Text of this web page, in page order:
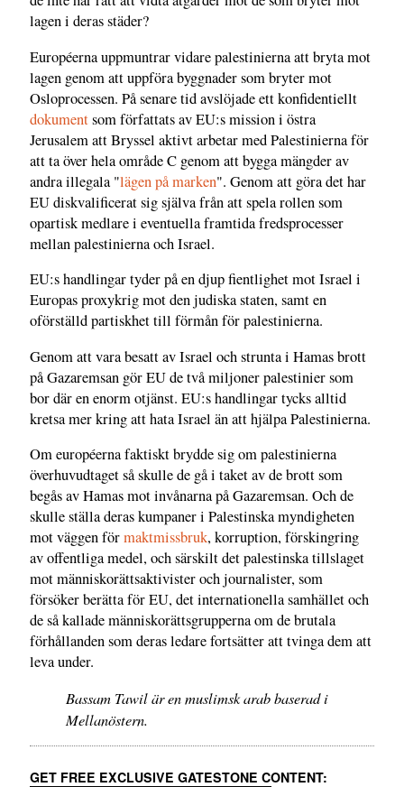
lagen i deras städer?
Européerna uppmuntrar vidare palestinierna att bryta mot
lagen genom att uppföra byggnader som bryter mot
Osloprocessen. På senare tid avslöjade ett konfidentiellt
dokumentsom författats av EU:s mission i östra
Jerusalem att Bryssel aktivt arbetar med Palestinierna för
att ta över hela område C genom att bygga mängder av
andra illegala "lägen på marken". Genom att göra det har
EU diskvalificerat sig själva från att spela rollen som
opartisk medlare i eventuella framtida fredsprocesser
mellan palestinierna och Israel.
EU:s handlingar tyder på en djup fientlighet mot Israel i
Europas proxykrig mot den judiska staten, samt en
oförställd partiskhet till förmån för palestinierna.
Genom att vara besatt av Israel och strunta i Hamas brott
på Gazaremsan gör EU de två miljoner palestinier som
bor där en enorm otjänst. EU:s handlingar tycks alltid
kretsa mer kring att hata Israel än att hjälpa Palestinierna.
Om européerna faktiskt brydde sig om palestinierna
överhuvudtaget så skulle de gå i taket av de brott som
begås av Hamas mot invånarna på Gazaremsan. Och de
skulle ställa deras kumpaner i Palestinska myndigheten
mot väggen förmaktmissbruk, korruption, förskingring
av offentliga medel, och särskilt det palestinska tillslaget
mot människorättsaktivister och journalister, som
försöker berätta för EU, det internationella samhället och
de så kallade människorättsgrupperna om de brutala
förhållanden som deras ledare fortsätter att tvinga dem att
leva under.
Bassam Tawil är en muslimsk arab baserad i
Mellanöstern.
GET FREE EXCLUSIVE GATESTONE CONTENT: